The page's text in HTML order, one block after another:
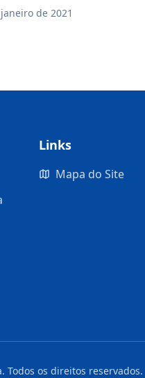
de 2021
Links
Mapa do Site
. Todos os direitos reservados.